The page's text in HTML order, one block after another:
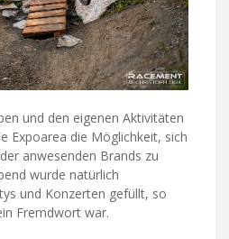
und den eigenen Aktivitäten
Expoarea die Möglichkeit, sich
anwesenden Brands zu
wurde natürlich
und Konzerten gefüllt, so
Fremdwort war.